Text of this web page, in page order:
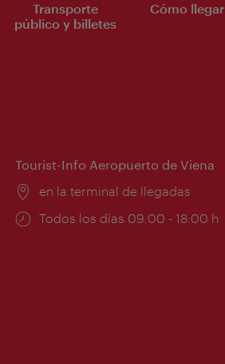
Transporte
público y billetes
Cómo llegar
Tourist-Info Aeropuerto de Viena
Lugar:
en la terminal de llegadas
Horarios
Todos los días 09:00 - 18:00 h